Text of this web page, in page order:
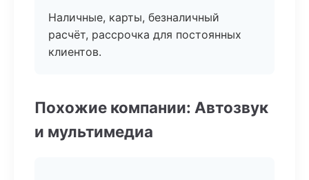
Наличные, карты, безналичный
расчёт, рассрочка для постоянных
клиентов.
Похожие компании: Автозвук
и мультимедиа